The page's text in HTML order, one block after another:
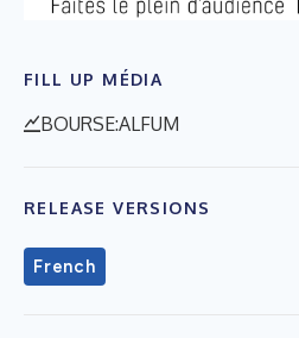
FILL UP MÉDIA
BOURSE:ALFUM
RELEASE VERSIONS
French